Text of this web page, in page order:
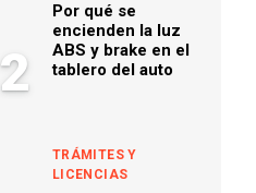
2
Por qué se
encienden la luz
ABS y brake en el
tablero del auto
TRÁMITES Y
LICENCIAS